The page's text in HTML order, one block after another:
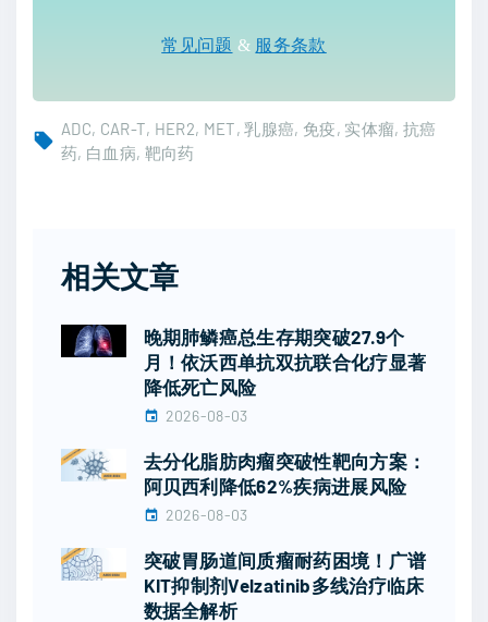
常见问题 & 服务条款
ADC CAR-T HER2 MET 乳腺癌 免疫 实体瘤 抗癌
药 白血病 靶向药
相关文章
晚期肺鳞癌总生存期突破27.9个
月！依沃西单抗双抗联合化疗显著
降低死亡风险
2026-08-03
去分化脂肪肉瘤突破性靶向方案：
阿贝西利降低62%疾病进展风险
2026-08-03
突破胃肠道间质瘤耐药困境！广谱
KIT抑制剂Velzatinib多线治疗临床
数据全解析